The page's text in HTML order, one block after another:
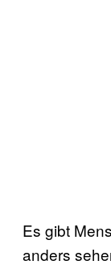
Es gibt
anders